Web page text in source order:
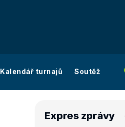
Kalendář turnajů Soutěž
Expres zprávy